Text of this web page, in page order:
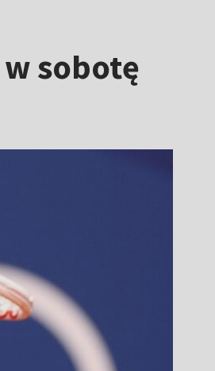
sobotę